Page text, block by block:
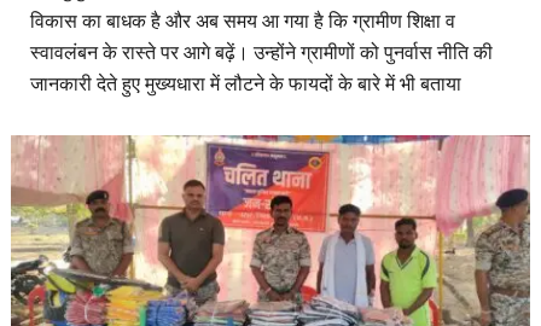
विकास का बाधक है और अब समय आ गया है कि ग्रामीण शिक्षा व
स्वावलंबन के रास्ते पर आगे बढ़ें। उन्होंने ग्रामीणों को पुनर्वास नीति की
जानकारी देते हुए मुख्यधारा में लौटने के फायदों के बारे में भी बताया